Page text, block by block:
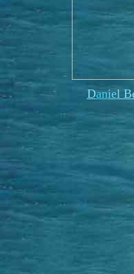
Daniel B